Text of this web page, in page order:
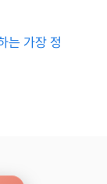
는 가장 정